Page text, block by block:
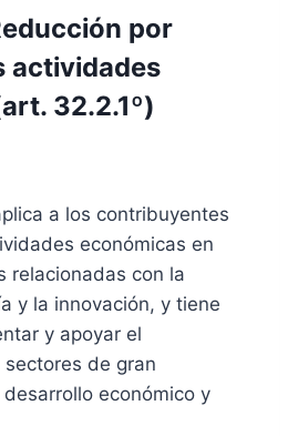
por
actividades
32.2.1º)
a los contribuyentes
económicas en
relacionadas con la
y la innovación, y tiene
y apoyar el
de gran
económico y